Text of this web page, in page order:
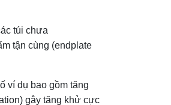
túi chưa
tận cùng (endplate
ví dụ bao gồm tăng
gây tăng khử cực